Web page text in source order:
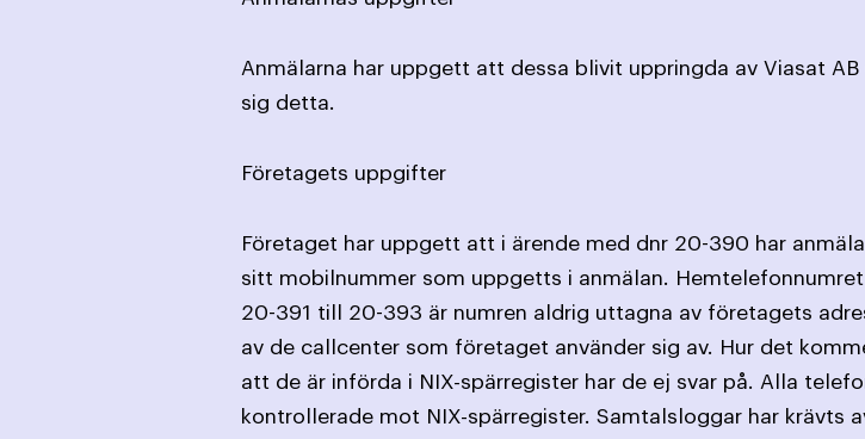
Anmälarna har uppgett att dessa blivit uppringda av Viasat
sig detta.
Företagets uppgifter
Företaget har uppgett att i ärende med dnr 20-390 har
sitt mobilnummer som uppgetts i anmälan.
20-391 till 20-393 är numren aldrig uttagna av företagets
av de callcenter som företaget använder sig av. Hur det
att de är införda i NIX-spärregister har de ej svar på. Alla
kontrollerade mot NIX-spärregister. Samtalsloggar har krävts